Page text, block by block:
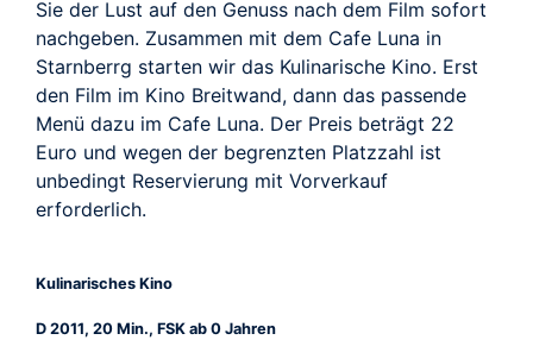
Sie der Lust auf den Genuss nach dem Film sofort
nachgeben. Zusammen mit dem Cafe Luna in
Starnberrg starten wir das Kulinarische Kino. Erst
den Film im Kino Breitwand, dann das passende
Menü dazu im Cafe Luna. Der Preis beträgt 22
Euro und wegen der begrenzten Platzzahl ist
unbedingt Reservierung mit Vorverkauf
erforderlich.
Kulinarisches Kino
D 2011, 20 Min., FSK ab 0 Jahren